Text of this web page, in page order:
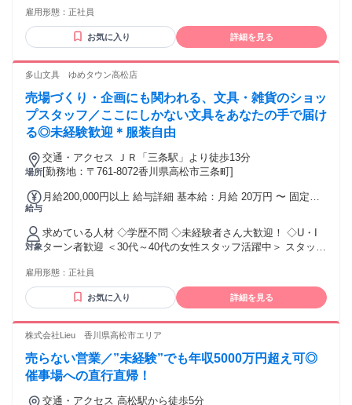
勤・家族手当金額：なし 全員に一律で支払われるその他手当
本給：204,000円 固定残業代：26,000円 ■その他 ￣￣￣￣￣
￣￣￣￣￣￣￣￣￣￣￣ ◆交通費：全額支給 ◆店長手当：
20,000円（試用期間終わり次第立候補制） ◆毎年昇給あり 年
間1万～1万5000円以上昇給も可能！ インセンティブ次第では
28万～29万円以上も見込めます♪ ◆賞与：年2回 1月～6月：7
月、7月～12月：翌1月支給 契約6か月経過後から対象 主に個
人別の売り上げを査定して決定 ◆入社3年目で年収：420万円
の方もいらっしゃいます 試用・研修期間：6ヶ月 試用・研修
用期間とし契約社員スタートします ■給与詳細 基本給：
186,000円 固定残業代：24,000円 ◆交通費：全額支給 【給
与】 本採用と異なる 基本給 : 月給 18万6000円 〜 固定残業
代：あり 1ヶ月あたり2万4000円（固定残業時間：1ヶ月あた
業代を支給する 【一律手当】 全員に一律で支払われる通勤・
皆勤・家族手当金額：なし 全員に一律で支払われるその他手
体的に行動できる方 ◇キャリアアップを考えている方 ◇長期
的に働きたいと思っている方 ♦こんな経験のある方にもおすす
めです◎ ・営業職・接客業・ネイルサロン ・ブライダルサロ
士・歯科助手 …等
雇用形態： 正社員
お気に入り 詳細を見る
多山文具 ゆめタウン高松店
売場づくり・企画にも関われる、文具・雑貨のショッ
プスタッフ／ここにしかない文具をあなたの手で届け
る◎未経験歓迎＊服装自由
場所
交通・アクセス ＪＲ「三条駅」より徒歩13分
[勤務地：〒761-8072香川県高松市三条町]
給与
月給200,000円以上 給与詳細 基本給：月給 20万円 〜 固定残
勤・家族手当金額：なし 全員に一律で支払われるその他手当
金額：なし
対象
求めている人材 ◇学歴不問 ◇未経験者さん大歓迎！ ◇U・I
ターン者歓迎 ＜30代～40代の女性スタッフ活躍中＞ スタッフ
寧にお教えします！ ＜こんな方にもぜひ＞ ✔ 仕事を通じてス
キルアップしたい方 ✔ 人に喜んでもらえる仕事がしたい方 ✔
接客・サービス業の経験者さん ✔ 文具・雑貨が好きな方 ✔
か”まで関われる仕事です。 ・
を歓迎します！ ――「そういった用途でしたら、こちらの商
品がいいですよ！」 ――「名入れサービスもありますが、い
り、おすすめしたり… あなたの「好き！」がお客様に伝わる
雇用形態： 正社員
お気に入り 詳細を見る
株式会社Lieu 香川県高松市エリア
売らない営業／”未経験”でも年収5000万円超え可◎
催事場への直行直帰！
交通・アクセス 高松駅から徒歩5分